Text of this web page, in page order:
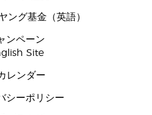
ング基金（英語）
ンペーン
Site
レンダー
シーポリシー